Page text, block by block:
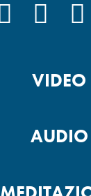
VIDEO
AUDIO